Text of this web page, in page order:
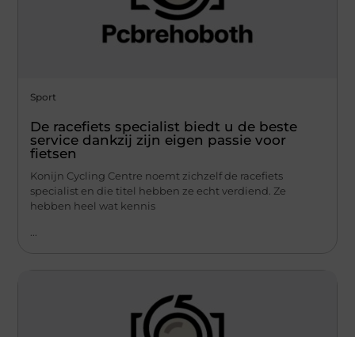
Sport
De racefiets specialist biedt u de beste
service dankzij zijn eigen passie voor
fietsen
Konijn Cycling Centre noemt zichzelf de racefiets
specialist en die titel hebben ze echt verdiend. Ze
hebben heel wat kennis